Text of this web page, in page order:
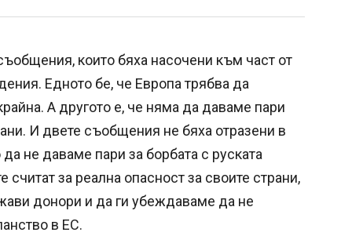
които бяха насочени към част от
Едното бе, че Европа трябва да
А другото е, че няма да даваме пари
И двете съобщения не бяха отразени в
не даваме пари за борбата с руската
считат за реална опасност за своите страни,
донори и да ги убеждаваме да не
в ЕС.